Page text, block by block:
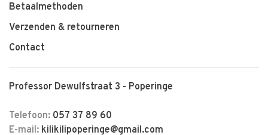
Betaalmethoden
Verzenden & retourneren
Contact
Professor Dewulfstraat 3 - Poperinge
Telefoon: 057 37 89 60
E-mail: kilikilipoperinge@gmail.com